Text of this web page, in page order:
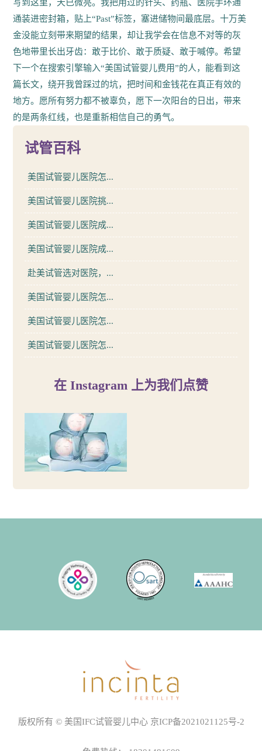
写到这里，天已微亮。我把用过的针头、药瓶、医院手环通
通装进密封箱，贴上“Past”标签，塞进储物间最底层。十万美
金没能立刻带来期望的结果，却让我学会在信息不对等的灰
色地带里长出牙齿：敢于比价、敢于质疑、敢于喊停。希望
下一个在搜索引擎输入“美国试管婴儿费用”的人，能看到这
篇长文，绕开我曾踩过的坑，把时间和金钱花在真正有效的
地方。愿所有努力都不被辜负，愿下一次阳台的日出，带来
的是两条红线，也是重新相信自己的勇气。
试管百科
美国试管婴儿医院怎...
美国试管婴儿医院挑...
美国试管婴儿医院成...
美国试管婴儿医院成...
赴美试管选对医院，...
美国试管婴儿医院怎...
美国试管婴儿医院怎...
美国试管婴儿医院怎...
在 Instagram 上为我们点赞
版权所有 © 美国IFC试管婴儿中心 京ICP备2021021125号-2